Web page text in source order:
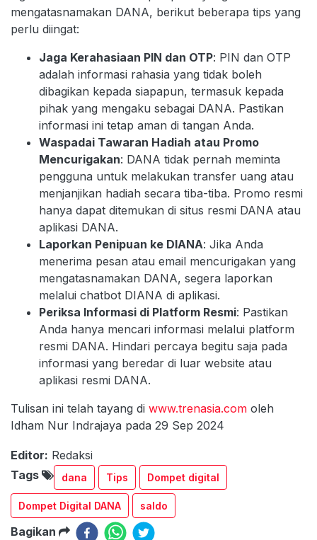
mengatasnamakan DANA, berikut beberapa tips yang
perlu diingat:
Jaga Kerahasiaan PIN dan OTP: PIN dan OTP
adalah informasi rahasia yang tidak boleh
dibagikan kepada siapapun, termasuk kepada
pihak yang mengaku sebagai DANA. Pastikan
informasi ini tetap aman di tangan Anda.
Waspadai Tawaran Hadiah atau Promo
Mencurigakan: DANA tidak pernah meminta
pengguna untuk melakukan transfer uang atau
menjanjikan hadiah secara tiba-tiba. Promo resmi
hanya dapat ditemukan di situs resmi DANA atau
aplikasi DANA.
Laporkan Penipuan ke DIANA: Jika Anda
menerima pesan atau email mencurigakan yang
mengatasnamakan DANA, segera laporkan
melalui chatbot DIANA di aplikasi.
Periksa Informasi di Platform Resmi: Pastikan
Anda hanya mencari informasi melalui platform
resmi DANA. Hindari percaya begitu saja pada
informasi yang beredar di luar website atau
aplikasi resmi DANA.
Tulisan ini telah tayang di www.trenasia.com oleh
Idham Nur Indrajaya pada 29 Sep 2024
Editor: Redaksi
Tags
dana Tips Dompet digital
Dompet Digital DANA saldo
Bagikan